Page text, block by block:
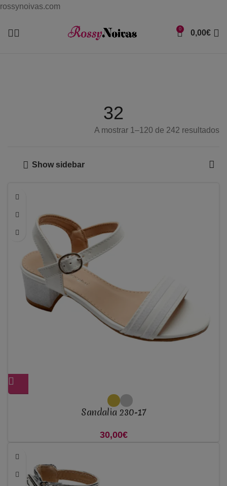
rossynoivas.com
0 0,00€
32
A mostrar 1–120 de 242 resultados
Show sidebar
Sandalia 230-17
30,00€